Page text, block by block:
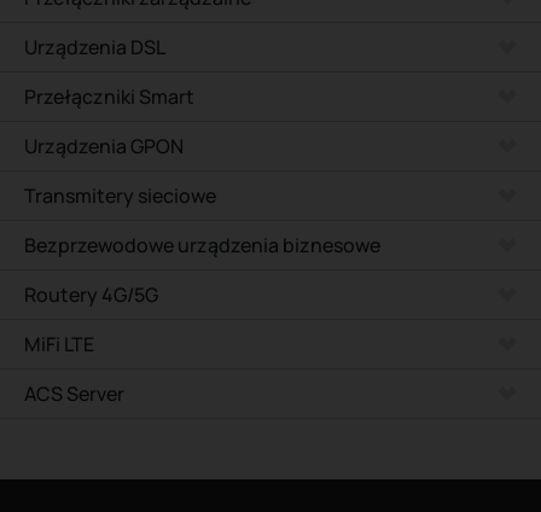
Urządzenia DSL
Przełączniki Smart
Urządzenia GPON
Transmitery sieciowe
Bezprzewodowe urządzenia biznesowe
Routery 4G/5G
MiFi LTE
ACS Server